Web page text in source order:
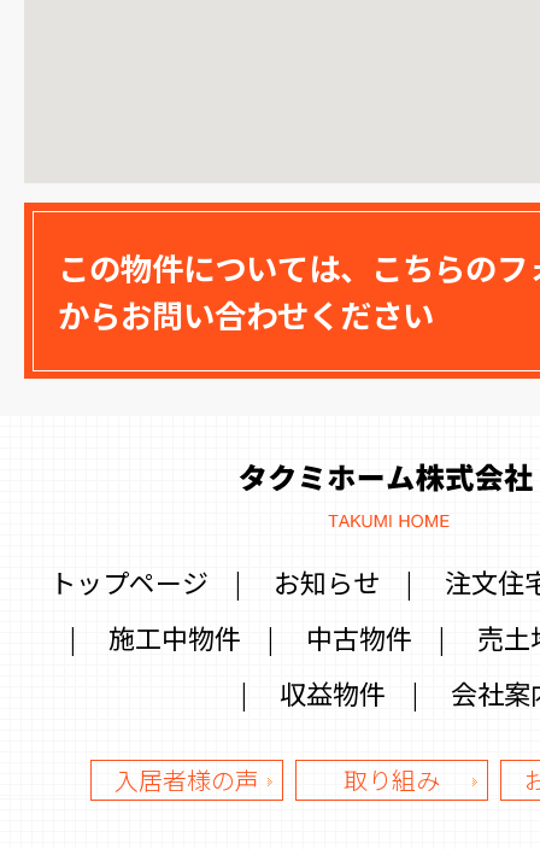
この物件については、こちらのフ
からお問い合わせください
トップページ | お知らせ | 注文住
| 施工中物件 | 中古物件 | 売土
| 収益物件 | 会社案
入居者様の声 取り組み